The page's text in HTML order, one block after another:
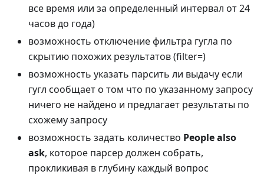
все время или за определенный интервал от 24
часов до года)
возможность отключение фильтра гугла по
скрытию похожих результатов (filter=)
возможность указать парсить ли выдачу если
гугл сообщает о том что по указанному запросу
ничего не найдено и предлагает результаты по
схожему запросу
возможность задать количество People also
ask, которое парсер должен собрать,
прокликивая в глубину каждый вопрос